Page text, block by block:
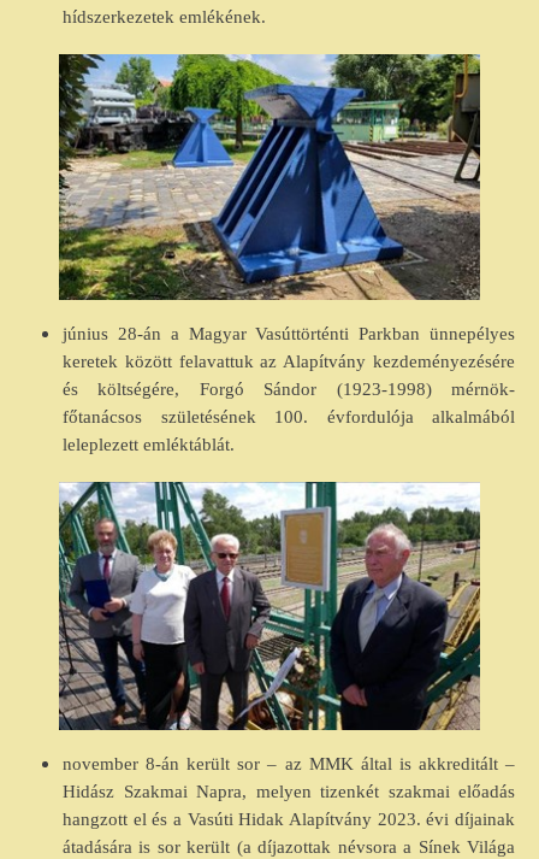
hídszerkezetek emlékének.
június 28-án a Magyar Vasúttörténti Parkban ünnepélyes
keretek között felavattuk az Alapítvány kezdeményezésére
és költségére, Forgó Sándor (1923-1998) mérnök-
főtanácsos születésének 100. évfordulója alkalmából
leleplezett emléktáblát.
november 8-án került sor – az MMK által is akkreditált –
Hidász Szakmai Napra, melyen tizenkét szakmai előadás
hangzott el és a Vasúti Hidak Alapítvány 2023. évi díjainak
átadására is sor került (a díjazottak névsora a Sínek Világa